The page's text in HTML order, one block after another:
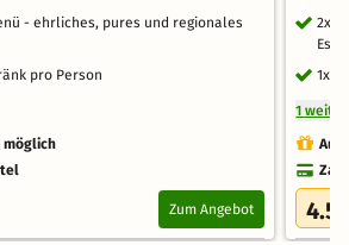
- ehrliches, pures und regionales
pro Person
möglich
Zum Angebot
2x
1x
1
4.5